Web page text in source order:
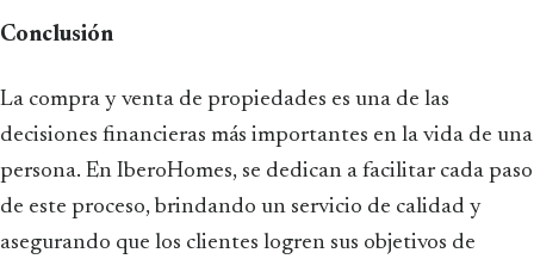
Conclusión
La compra y venta de propiedades es una de las
decisiones financieras más importantes en la vida de una
persona. En IberoHomes, se dedican a facilitar cada paso
de este proceso, brindando un servicio de calidad y
asegurando que los clientes logren sus objetivos de